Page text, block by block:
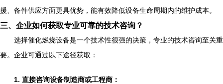
援、备件供应方面更具优势，能有效降低设备生命周期内的维护成本。
三、企业如何获取专业可靠的技术咨询？
选择催化燃烧设备是一个技术性很强的决策，专业的技术咨询至关重
要。企业可通过以下途径获取：
1. 直接咨询设备制造商或工程商：